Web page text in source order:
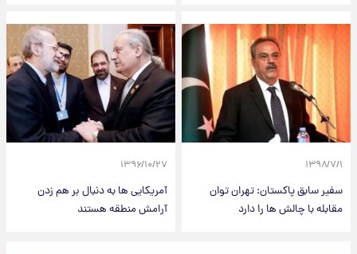
۱۳۹۸/۷/۱
سفیر سابق پاکستان: تهران توان
مقابله با چالش ها را دارد
۱۳۹۶/۱۰/۲۷
آمریکایی ها به دنبال بر هم زدن
آرامش منطقه هستند